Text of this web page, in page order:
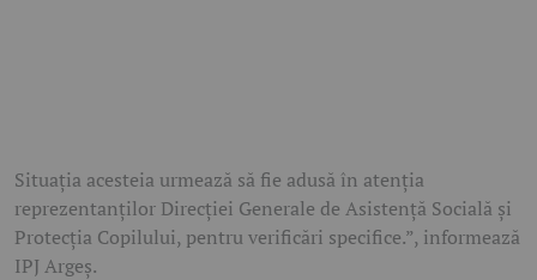
Situația acesteia urmează să fie adusă în atenția
reprezentanților Direcției Generale de Asistență Socială și
Protecția Copilului, pentru verificări specifice.”, informează
IPJ Argeș.